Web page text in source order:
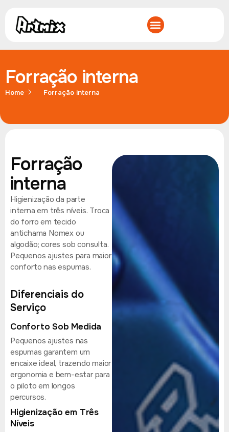
Forração interna
Home Forração interna
Forração
interna
Higienização da parte
interna em três níveis. Troca
do forro em tecido
antichama Nomex ou
algodão; cores sob consulta.
Pequenos ajustes para maior
conforto nas espumas.
Diferenciais do
Serviço
Conforto Sob Medida
Pequenos ajustes nas
espumas garantem um
encaixe ideal, trazendo maior
ergonomia e bem-estar para
o piloto em longos
percursos.
Higienização em Três
Níveis